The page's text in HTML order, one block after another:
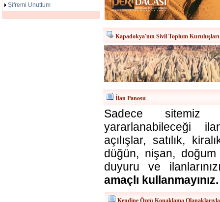
Şifremi Unuttum
Kapadokya'nın Sivil Toplum Kuruluşları
İlan Panosu
Sadece sitemiz
yararlanabileceği
açılışlar, satılık,
düğün, nişan,
duyuru ve
amaçlı kullanmayınız.
Kendine Özgü Konaklama